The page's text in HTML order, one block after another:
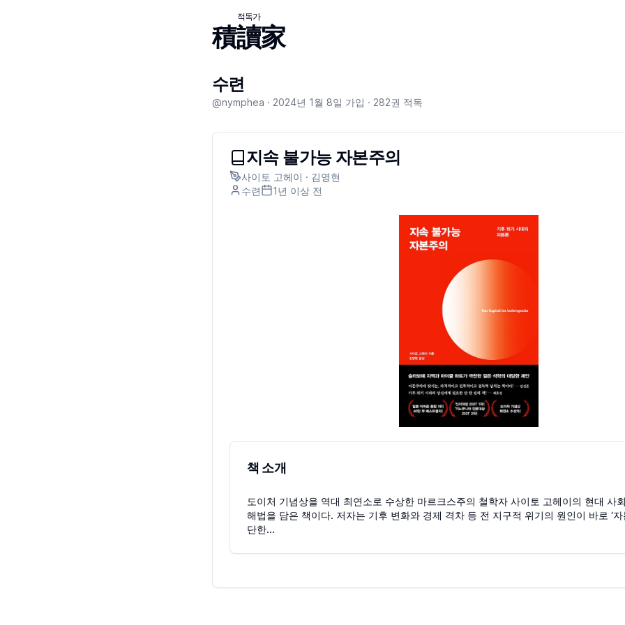
積讀家
적독가
수련
@nymphea · 2024년 1월 8일 가입 · 282권 적독
지속 불가능 자본주의
사이토 고헤이 · 김영현
수련
1년 이상 전
책 소개
도이처 기념상을 역대 최연소로 수상한 마르크스주의 철학자 사이토 고헤이의 현대 사
해법을 담은 책이다. 저자는 기후 변화와 경제 격차 등 전 지구적 위기의 원인이 바로 ‘자
단한...